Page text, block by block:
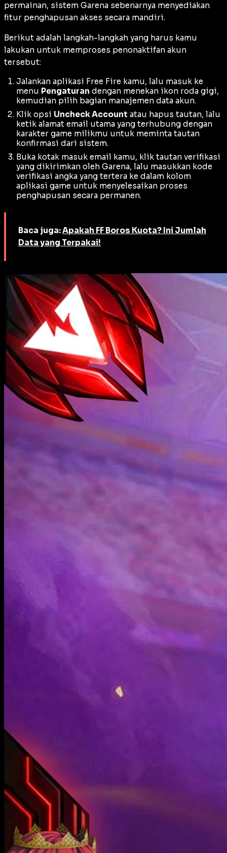
permainan, sistem Garena sebenarnya menyediakan
fitur penghapusan akses secara mandiri.
Berikut adalah langkah-langkah yang harus kamu
lakukan untuk memproses penonaktifan akun
tersebut:
Jalankan aplikasi Free Fire kamu, lalu masuk ke
menu Pengaturan dengan menekan ikon roda gigi,
kemudian pilih bagian manajemen data akun.
Klik opsi Uncheck Account atau hapus tautan, lalu
ketik alamat email utama yang terhubung dengan
karakter game milikmu untuk meminta tautan
konfirmasi dari sistem.
Buka kotak masuk email kamu, klik tautan verifikasi
yang dikirimkan oleh Garena, lalu masukkan kode
verifikasi angka yang tertera ke dalam kolom
aplikasi game untuk menyelesaikan proses
penghapusan secara permanen.
Baca juga:Apakah FF Boros Kuota? Ini Jumlah
Data yang Terpakai!